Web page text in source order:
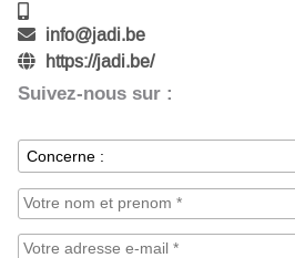
info@jadi.be
https://jadi.be/
Suivez-nous sur :